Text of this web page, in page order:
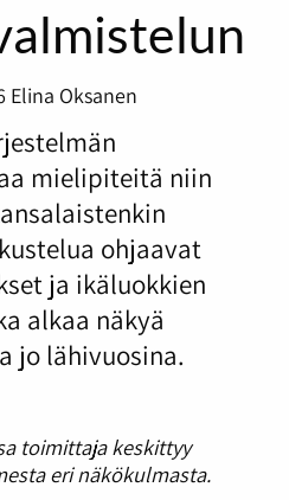
Elina Oksanen
mielipiteitä niin
ohjaavat
ja ikäluokkien
alkaa näkyä
jo lähivuosina.
toimittaja keskittyy
eri näkökulmasta.